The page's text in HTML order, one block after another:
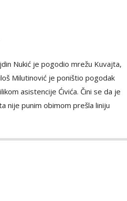
Nukić je pogodio mrežu Kuvajta,
Milutinović je poništio pogodak
asistencije Ćivića. Čini se da je
nije punim obimom prešla liniju